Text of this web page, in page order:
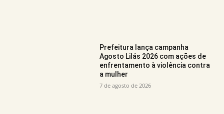
Prefeitura lança campanha
Agosto Lilás 2026 com ações de
enfrentamento à violência contra
a mulher
7 de agosto de 2026